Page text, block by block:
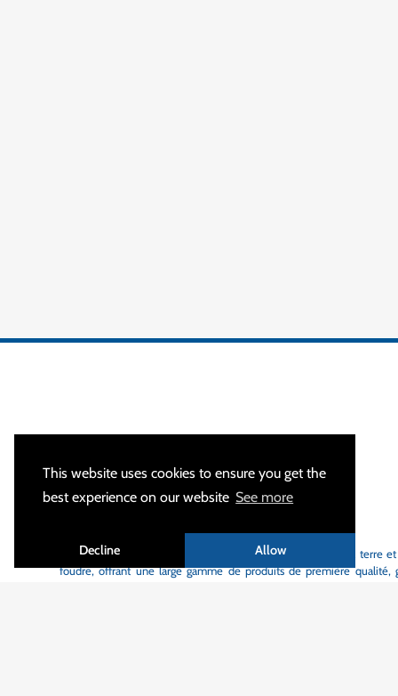
This website uses cookies to ensure you get the
best experience on our website See more
Decline Allow
MALTEPest votre spécialiste des équipements de mise à la terre
foudre, offrant une large gamme de produits de première qualité,